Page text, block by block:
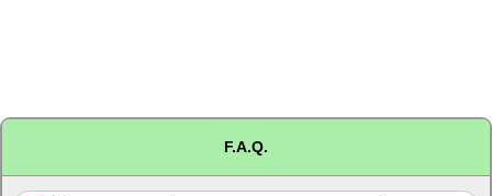
F.A.Q.